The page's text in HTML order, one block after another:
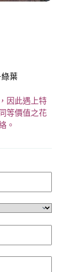
綠葉
因此遇上特
等價值之花
。